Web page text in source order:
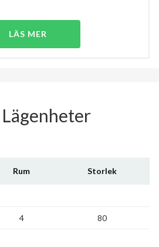
LÄS MER
Lägenheter
Rum Storlek
4 80